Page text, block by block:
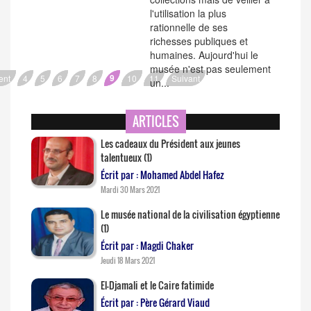
l'utilisation la plus
rationnelle de ses
richesses publiques et
humaines. Aujourd'hui le
musée n'est pas seulement
un...
4 5 6 7 8 9 10 11 Suivant
ARTICLES
Les cadeaux du Président aux jeunes
talentueux (1)
Écrit par : Mohamed Abdel Hafez
Mardi 30 Mars 2021
Le musée national de la civilisation égyptienne
(1)
Écrit par : Magdi Chaker
Jeudi 18 Mars 2021
El-Djamali et le Caire fatimide
Écrit par : Père Gérard Viaud